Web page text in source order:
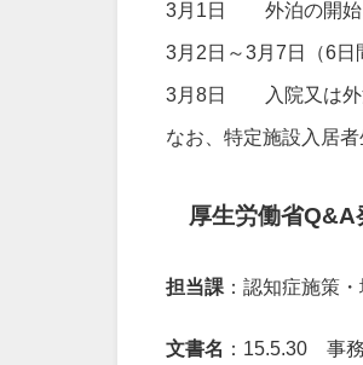
3月1日 外泊の開始
3月2日～3月7日（6日
3月8日 入院又は外泊
なお、特定施設入居
厚生労働省Q&A
担当課 ：認知症施策
文書名 ：15.5.30 事